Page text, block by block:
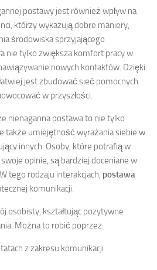
postawy jest również wpływ na
którzy wykazują dobre maniery,
środowiska sprzyjającego
nie tylko zwiększa komfort pracy w
nowych kontaktów. Dzięki
jest zbudować sieć pomocnych
w przyszłości.
nienaganna postawa to nie tylko
także umiejętność wyrażania siebie w
innych. Osoby, które potrafią w
opinie, są bardziej doceniane w
tego rodzaju interakcjach, postawa
komunikacji.
osobisty, kształtując pozytywne
Można to robić poprzez:
z zakresu komunikacji